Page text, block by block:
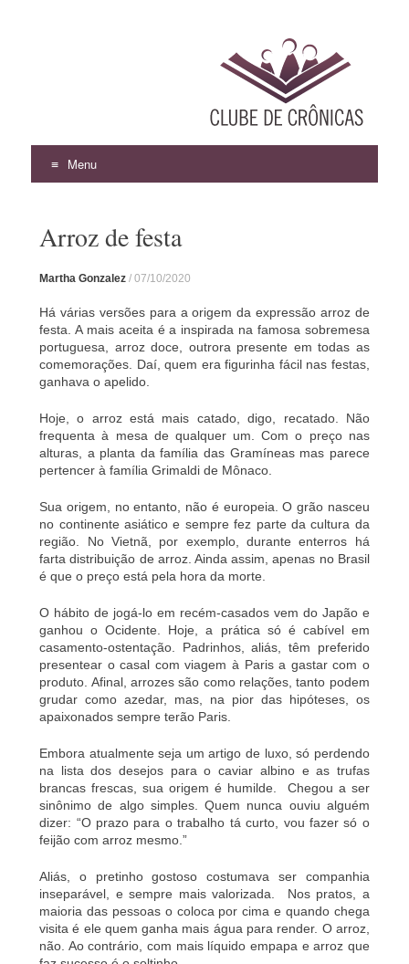
Menu
o
Arroz de festa
Martha Gonzalez /07/10/2020
Há várias versões para a origem da expressão arroz de
festa. A mais aceita é a inspirada na famosa sobremesa
portuguesa, arroz doce, outrora presente em todas as
comemorações. Daí, quem era figurinha fácil nas festas,
ganhava o apelido.
Hoje, o arroz está mais catado, digo, recatado. Não
frequentaà mesa de qualquer um. Com o preço nas
alturas, a planta da família das Gramíneas mas parece
pertencer à família Grimaldi de Mônaco.
Sua origem, no entanto, não é europeia. O grão nasceu
no continente asiático e sempre fez parte da cultura da
região. No Vietnã, por exemplo, durante enterros há
farta distribuição de arroz. Ainda assim, apenas no Brasil
é que o preço está pela hora da morte.
O hábito de jogá-lo em recém-casados vem do Japão e
ganhou o Ocidente. Hoje, a prática só é cabível em
casamento-ostentação. Padrinhos, aliás, têm preferido
presentear o casal com viagem à Paris a gastar com o
produto. Afinal, arrozes são como relações tanto podem
grudar como azedar, mas, na pior das hipóteses, os
apaixonados sempre terão Paris.
Embora atualmente seja um artigo de luxo, só perdendo
na lista dos desejos para o caviar albino e as trufas
brancas frescas, sua origem é humilde. Chegou a ser
sinônimo de algo simples. Quem nunca ouviu alguém
dizer: “O prazo para o trabalho tá curto, vou fazer só o
feijão com arroz mesmo.”
Aliás, o pretinho gostoso costumava ser companhia
inseparável, e sempre mais valorizada. Nos pratos, a
maioria das pessoas o coloca por cima e quando chega
visita é ele quem ganha mais água para render. O arroz,
não. Ao contrário, com mais líquido empapa e arroz que